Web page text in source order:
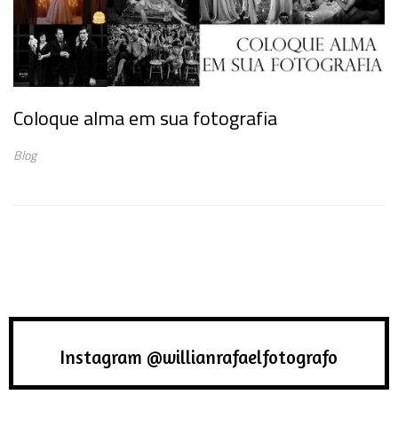
Coloque alma em sua fotografia
Blog
Instagram @willianrafaelfotografo